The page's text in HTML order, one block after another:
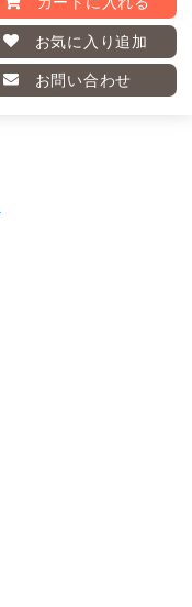
お気に入り追加
お問い合わせ